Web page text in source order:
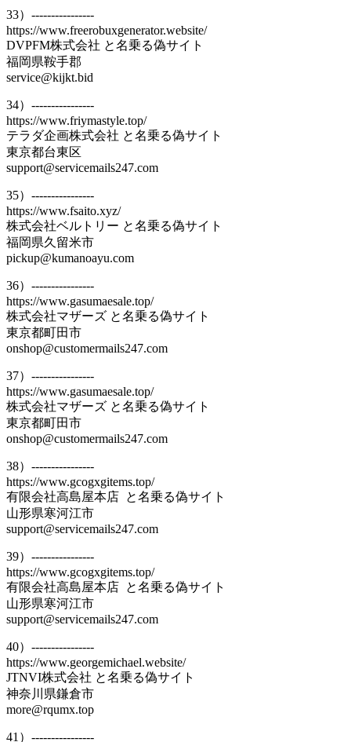
33）----------------
https://www.freerobuxgenerator.website/
DVPFM株式会社 と名乗る偽サイト
福岡県鞍手郡
service@kijkt.bid
34）----------------
https://www.friymastyle.top/
テラダ企画株式会社 と名乗る偽サイト
東京都台東区
support@servicemails247.com
35）----------------
https://www.fsaito.xyz/
株式会社ベルトリー と名乗る偽サイト
福岡県久留米市
pickup@kumanoayu.com
36）----------------
https://www.gasumaesale.top/
株式会社マザーズ と名乗る偽サイト
東京都町田市
onshop@customermails247.com
37）----------------
https://www.gasumaesale.top/
株式会社マザーズ と名乗る偽サイト
東京都町田市
onshop@customermails247.com
38）----------------
https://www.gcogxgitems.top/
有限会社高島屋本店 と名乗る偽サイト
山形県寒河江市
support@servicemails247.com
39）----------------
https://www.gcogxgitems.top/
有限会社高島屋本店 と名乗る偽サイト
山形県寒河江市
support@servicemails247.com
40）----------------
https://www.georgemichael.website/
JTNVI株式会社 と名乗る偽サイト
神奈川県鎌倉市
more@rqumx.top
41）----------------